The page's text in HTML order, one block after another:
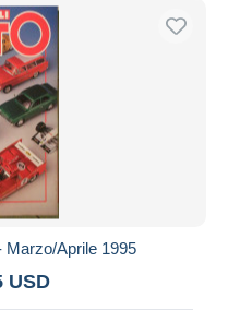
Aprile 1995
USD